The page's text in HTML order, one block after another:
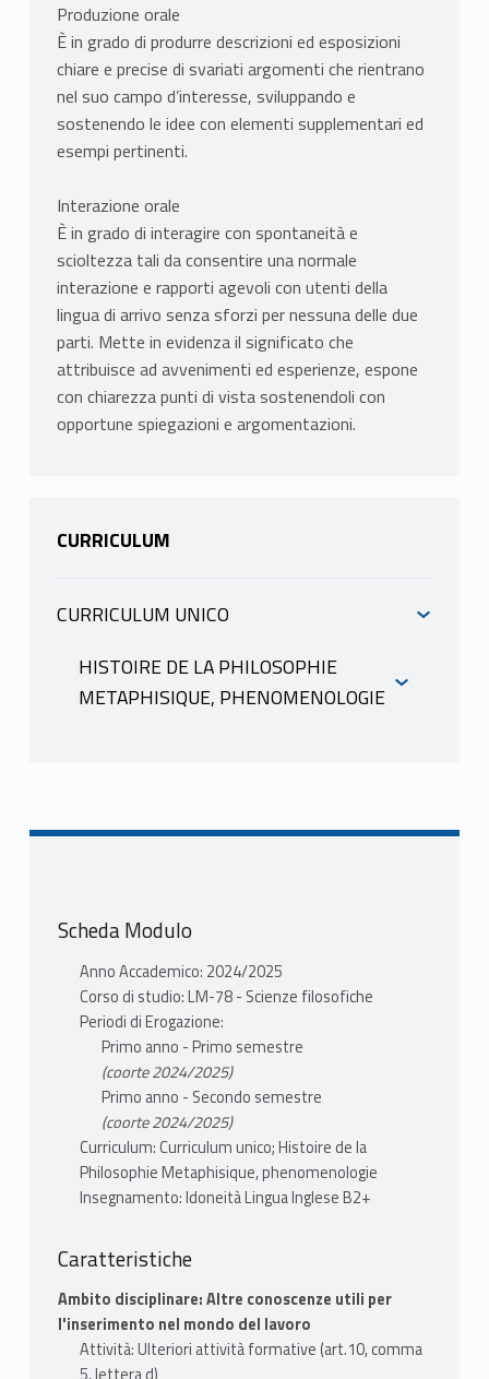
Produzione orale
È in grado di produrre descrizioni ed esposizioni
chiare e precise di svariati argomenti che rientrano
nel suo campo d’interesse, sviluppando e
sostenendo le idee con elementi supplementari ed
esempi pertinenti.
Interazione orale
È in grado di interagire con spontaneità e
scioltezza tali da consentire una normale
interazione e rapporti agevoli con utenti della
lingua di arrivo senza sforzi per nessuna delle due
parti. Mette in evidenza il significato che
attribuisce ad avvenimenti ed esperienze, espone
con chiarezza punti di vista sostenendoli con
opportune spiegazioni e argomentazioni.
CURRICULUM
CURRICULUM UNICO
INFORMAZIONI
HISTOIRE DE LA PHILOSOPHIE
METAPHISIQUE, PHENOMENOLOGIE
Scheda Modulo
Anno Accademico: 2024/2025
Corso di studio: LM-78 - Scienze filosofiche
Periodi di Erogazione:
Primo anno - Primo semestre
(coorte 2024/2025)
Primo anno - Secondo semestre
(coorte 2024/2025)
Curriculum: Curriculum unico; Histoire de la
Philosophie Metaphisique, phenomenologie
Insegnamento: Idoneità Lingua Inglese B2+
Caratteristiche
Ambito disciplinare: Altre conoscenze utili per
l'inserimento nel mondo del lavoro
Attività: Ulteriori attività formative (art.10, comma